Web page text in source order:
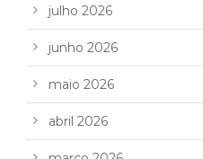
julho 2026
junho 2026
maio 2026
abril 2026